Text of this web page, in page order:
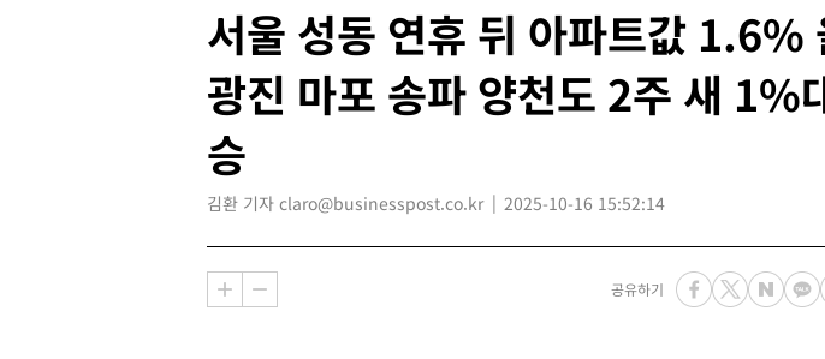
서울 성동 연휴 뒤 아파트값 1.6%
광진 마포 송파 양천도 2주 새 1%
승
김환 기자 claro@businesspost.co.kr 2025-10-16 15:52:14
공유하기